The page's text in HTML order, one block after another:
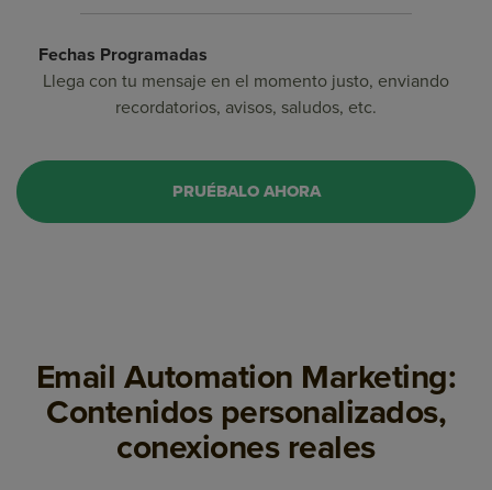
Fechas Programadas
Llega con tu mensaje en el momento justo, enviando
recordatorios, avisos, saludos, etc.
PRUÉBALO AHORA
Email Automation Marketing:
Contenidos personalizados,
conexiones reales